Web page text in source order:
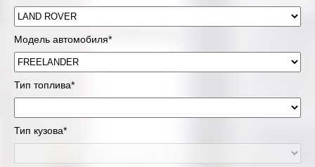
Модель автомобиля*
Тип топлива*
Тип кузова*